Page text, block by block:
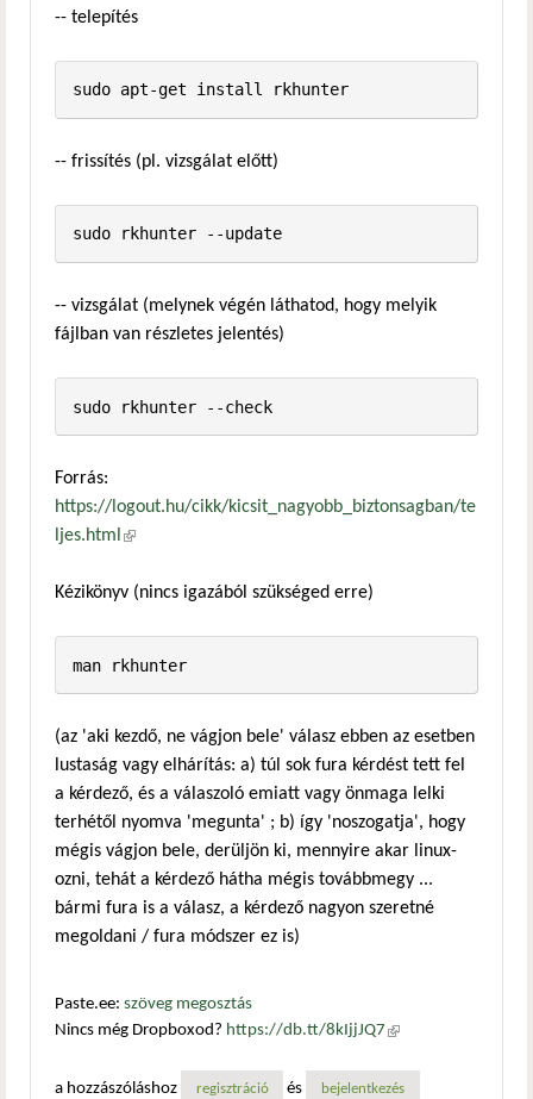
-- telepítés
sudo apt-get install rkhunter
-- frissítés (pl. vizsgálat előtt)
sudo rkhunter --update
-- vizsgálat (melynek végén láthatod, hogy melyik
fájlban van részletes jelentés)
sudo rkhunter --check
Forrás:
https://logout.hu/cikk/kicsit_nagyobb_biztonsagban/te
ljes.html (külső hivatkozás)
Kézikönyv (nincs igazából szükséged erre)
man rkhunter
(az 'aki kezdő, ne vágjon bele' válasz ebben az esetben
lustaság vagy elhárítás: a) túl sok fura kérdést tett fel
a kérdező, és a válaszoló emiatt vagy önmaga lelki
terhétől nyomva 'megunta' ; b) így 'noszogatja', hogy
mégis vágjon bele, derüljön ki, mennyire akar linux-
ozni, tehát a kérdező hátha mégis továbbmegy ...
bármi fura is a válasz, a kérdező nagyon szeretné
megoldani / fura módszer ez is)
Paste.ee: szöveg megosztás
Nincs még Dropboxod? https://db.tt/8kIjjJQ7 (külső
a hozzászóláshoz
regisztráció és bejelentkezés